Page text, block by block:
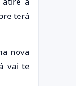
terá
nova
vai te